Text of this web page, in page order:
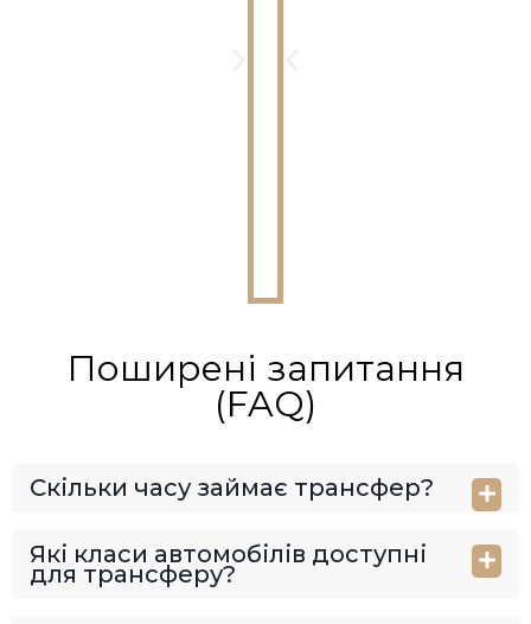
Поширені запитання
(FAQ)
Скільки часу займає трансфер?
Які класи автомобілів доступні
для трансферу?